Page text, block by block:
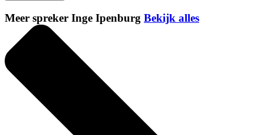
Meer spreker Inge Ipenburg Bekijk alles